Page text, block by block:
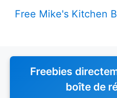
Free Mike's Kitchen
Freebies
boîte de